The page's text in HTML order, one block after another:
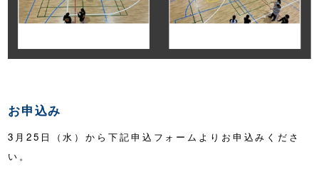
お申込み
3月25日（水）から下記申込フォームよりお申込みくださ
い。